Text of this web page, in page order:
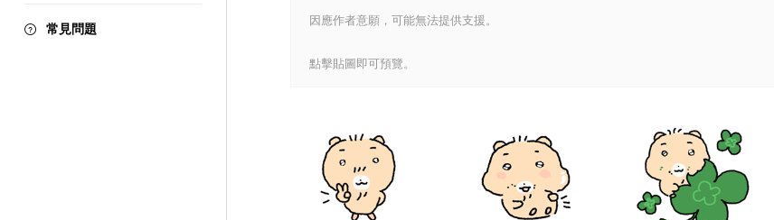
常見問題
因應作者意願，可能無法提供支援。
點擊貼圖即可預覽。